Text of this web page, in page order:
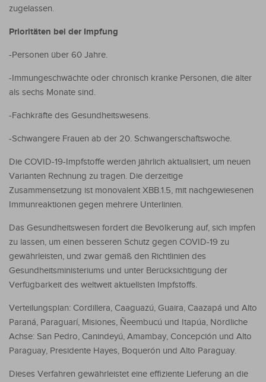
zugelassen.
Prioritäten bei der Impfung
-Personen über 60 Jahre.
-Immungeschwächte oder chronisch kranke Personen, die älter
als sechs Monate sind.
-Fachkräfte des Gesundheitswesens.
-Schwangere Frauen ab der 20. Schwangerschaftswoche.
Die COVID-19-Impfstoffe werden jährlich aktualisiert, um neuen
Varianten Rechnung zu tragen. Die derzeitige
Zusammensetzung ist monovalent XBB.1.5, mit nachgewiesenen
Immunreaktionen gegen mehrere Unterlinien.
Das Gesundheitswesen fordert die Bevölkerung auf, sich impfen
zu lassen, um einen besseren Schutz gegen COVID-19 zu
gewährleisten, und zwar gemäß den Richtlinien des
Gesundheitsministeriums und unter Berücksichtigung der
Verfügbarkeit des weltweit aktuellsten Impfstoffs.
Verteilungsplan: Cordillera, Caaguazú, Guaira, Caazapá und Alto
Paraná, Paraguarí, Misiones, Ñeembucú und Itapúa, Nördliche
Achse: San Pedro, Canindeyú, Amambay, Concepción und Alto
Paraguay, Presidente Hayes, Boquerón und Alto Paraguay.
Dieses Verfahren gewährleistet eine effiziente Lieferung an die